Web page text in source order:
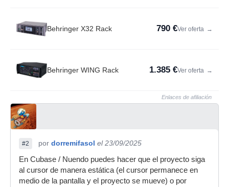
Behringer X32 Rack 790 €Ver oferta →
Behringer WING Rack 1.385 €Ver oferta →
Enlaces de afiliación
#2 por dorremifasol el 23/09/2025
En Cubase / Nuendo puedes hacer que el proyecto siga
al cursor de manera estática (el cursor permanece en
medio de la pantalla y el proyecto se mueve) o por